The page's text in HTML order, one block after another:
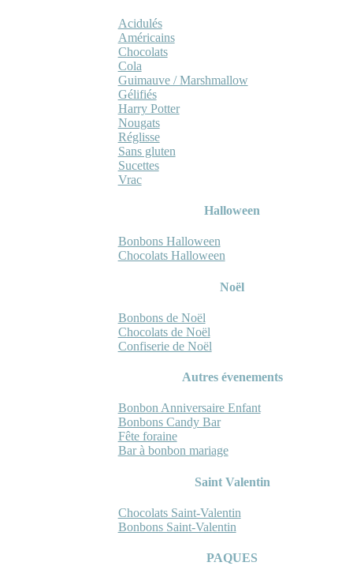
Acidulés
Américains
Chocolats
Cola
Guimauve / Marshmallow
Gélifiés
Harry Potter
Nougats
Réglisse
Sans gluten
Sucettes
Vrac
Halloween
Bonbons Halloween
Chocolats Halloween
Noël
Bonbons de Noël
Chocolats de Noël
Confiserie de Noël
Autres évenements
Bonbon Anniversaire Enfant
Bonbons Candy Bar
Fête foraine
Bar à bonbon mariage
Saint Valentin
Chocolats Saint-Valentin
Bonbons Saint-Valentin
PAQUES